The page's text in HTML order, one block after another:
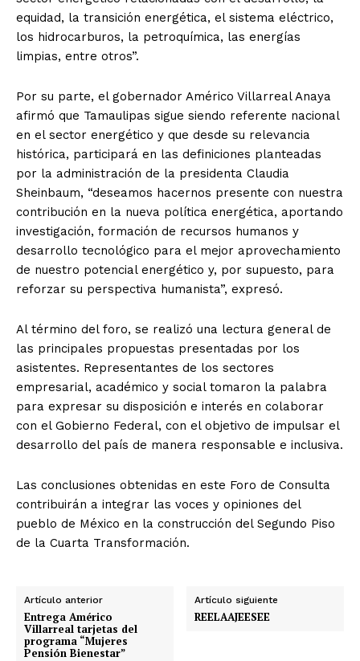
equidad, la transición energética, el sistema eléctrico,
los hidrocarburos, la petroquímica, las energías
limpias, entre otros”.
Por su parte, el gobernador Américo Villarreal Anaya
afirmó que Tamaulipas sigue siendo referente nacional
en el sector energético y que desde su relevancia
histórica, participará en las definiciones planteadas
por la administración de la presidenta Claudia
Sheinbaum, “deseamos hacernos presente con nuestra
contribución en la nueva política energética, aportando
investigación, formación de recursos humanos y
desarrollo tecnológico para el mejor aprovechamiento
de nuestro potencial energético y, por supuesto, para
reforzar su perspectiva humanista”, expresó.
Al término del foro, se realizó una lectura general de
las principales propuestas presentadas por los
asistentes. Representantes de los sectores
empresarial, académico y social tomaron la palabra
para expresar su disposición e interés en colaborar
con el Gobierno Federal, con el objetivo de impulsar el
desarrollo del país de manera responsable e inclusiva.
Las conclusiones obtenidas en este Foro de Consulta
contribuirán a integrar las voces y opiniones del
pueblo de México en la construcción del Segundo Piso
de la Cuarta Transformación.
Artículo anterior
Entrega Américo
Villarreal tarjetas del
programa “Mujeres
Pensión Bienestar”
Artículo siguiente
REELAAJEESEE